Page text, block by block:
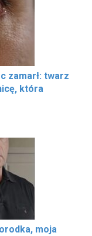
zamarł: twarz
która
moja